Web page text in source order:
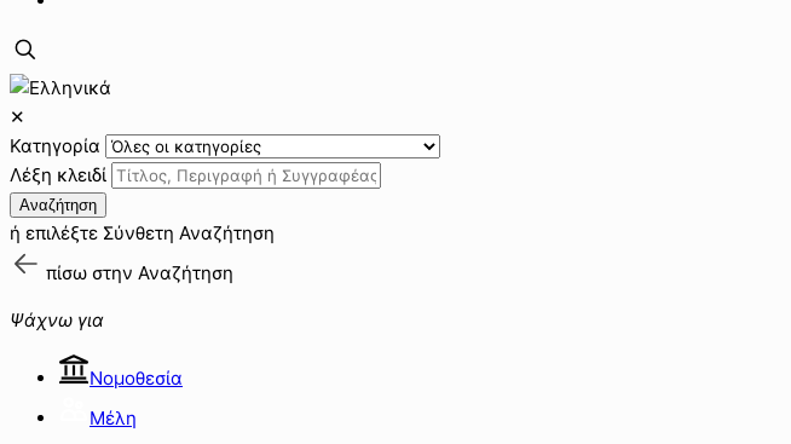
✕
Κατηγορία
Λέξη κλειδί
Αναζήτηση
ή επιλέξτε Σύνθετη Αναζήτηση
πίσω στην Αναζήτηση
Ψάχνω για
Νομοθεσία
Μέλη